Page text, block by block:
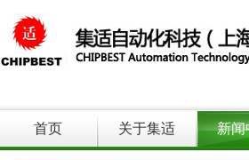
首页 关于集适 新闻